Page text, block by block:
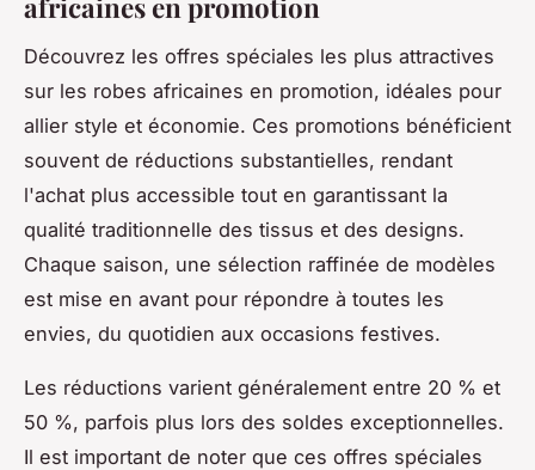
Découvrez les offres spéciales les plus attractives
sur les robes africaines en promotion, idéales pour
allier style et économie. Ces promotions bénéficient
souvent de réductions substantielles, rendant
l'achat plus accessible tout en garantissant la
qualité traditionnelle des tissus et des designs.
Chaque saison, une sélection raffinée de modèles
est mise en avant pour répondre à toutes les
envies, du quotidien aux occasions festives.
Les réductions varient généralement entre 20 % et
50 %, parfois plus lors des soldes exceptionnelles.
Il est important de noter que ces offres spéciales